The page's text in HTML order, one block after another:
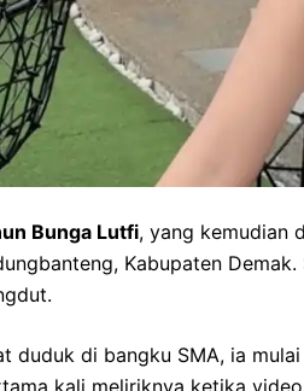
Bunga Lutfi, yang kemudian
Kabupaten
duduk di bangku SMA, ia